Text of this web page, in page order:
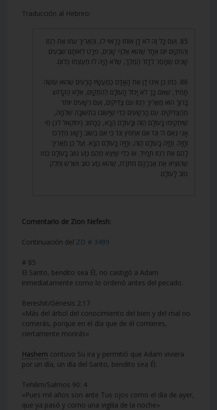
Traducción al Hebreo:
85. וְעִם כָּל זֶה לֹא דָן אוֹתוֹ כָּרָאוּי לוֹ, וְהֶאֱרִיךְ עִמּוֹ אֶת רֻגְזוֹ
וְהִתְקַיֵּם יוֹם אֶחָד שֶׁהוּא אֶלֶף שָׁנִים, פְּרָט לְאוֹתָם שִׁבְעִים
שָׁנִים שֶׁמָּסַר לְדָוִד הַמֶּלֶךְ, שֶׁלֹּא הָיָה לוֹ מֵעַצְמוֹ כְּלוּם.
86. כְּמוֹ כֵן אֵינוֹ דָן אֶת הָאָדָם כְּמַעֲשָׂיו הָרָעִים שֶׁהוּא עוֹשֶׂה
תָמִיד, שֶׁאִם כָּךְ לֹא יָכוֹל הָעוֹלָם לְהִתְקַיֵּם, אֶלָּא הַקָּדוֹשׁ
בָּרוּךְ הוּא מַאֲרִיךְ רֻגְזוֹ עִם צַדִּיקִים, וְעִם רְשָׁעִים יוֹתֵר
מֵהַצַּדִּיקִים. עִם הָרְשָׁעִים כְּדֵי שֶׁיָּשׁוּבוּ בִתְשׁוּבָה שְׁלֵמָה,
שֶׁיִּתְקַיְּמוּ בָּעוֹלָם הַזֶּה וּבָעוֹלָם הַבָּא, כַּכָּתוּב (יחזקאל לג) חַי
אָנִי נְאֻם ה’ וְגוֹ’ אִם אֶחְפֹּץ וְגוֹ’ כִּי אִם בְּשׁוּב רָשָׁע מִדַּרְכּוֹ
וְחָיָה. וְחָיָה בָּעוֹלָם הַזֶּה, וְחָיָה בָּעוֹלָם הַבָּא. וְעַל כֵּן מַאֲרִיךְ
לָהֶם אֶת רֻגְזוֹ תָּמִיד. אוֹ כְּדֵי שֶׁיֵּצֵא מֵהֶם גֶּזַע טוֹב בָּעוֹלָם כְּמוֹ
שֶׁהוֹצִיא אֶת אַבְרָהָם מִתֶּרַח, שֶׁהוּא גֶזַע טוֹב וְשֹׁרֶשׁ וְחֵלֶק
טוֹב לָעוֹלָם.
Comentario de Zion Nefesh:
Continuación del ZD # 3499
# 85
El Santo, bendito sea Él, no castigó a Adam
inmediatamente como lo ordenó antes del pecado.
Bereshit/Génesis 2:17
«Más del árbol del conocimiento del bien y del mal no
comerás, porque en el día que de él comieres,
ciertamente morirás»
Hashem contuvo Su ira y permitió que Adam viviera
por un día, un día del Santo, bendito sea Él.
Tehilim/Salmos 90: 4
«Pues mil años son ante Tus ojos como el día de ayer,
que ya pasó y como una vigilia de la noche»